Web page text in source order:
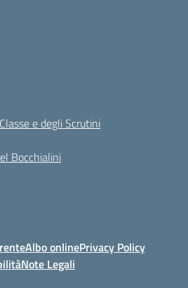
e degli Scrutini
Bocchialini
Albo onlinePrivacy Policy
Note Legali